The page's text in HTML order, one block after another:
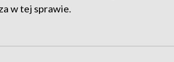
w tej sprawie.